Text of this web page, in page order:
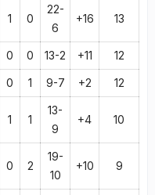
1 0
22-
6
+16 13
0 0 13-2 +11 12
0 1 9-7 +2 12
1 1
13-
9
+4 10
0 2
19-
10
+10 9